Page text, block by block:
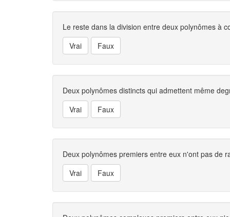
Le reste dans la division entre deux polynômes à
Deux polynômes distincts qui admettent même
Deux polynômes premiers entre eux n'ont pas de